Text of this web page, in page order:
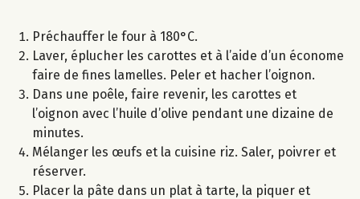
Préchauffer le four à 180°C.
Laver, éplucher les carottes et à l’aide d’un économe
faire de fines lamelles. Peler et hacher l’oignon.
Dans une poêle, faire revenir, les carottes et
l’oignon avec l’huile d’olive pendant une dizaine de
minutes.
Mélanger les œufs et la cuisine riz. Saler, poivrer et
réserver.
Placer la pâte dans un plat à tarte, la piquer et